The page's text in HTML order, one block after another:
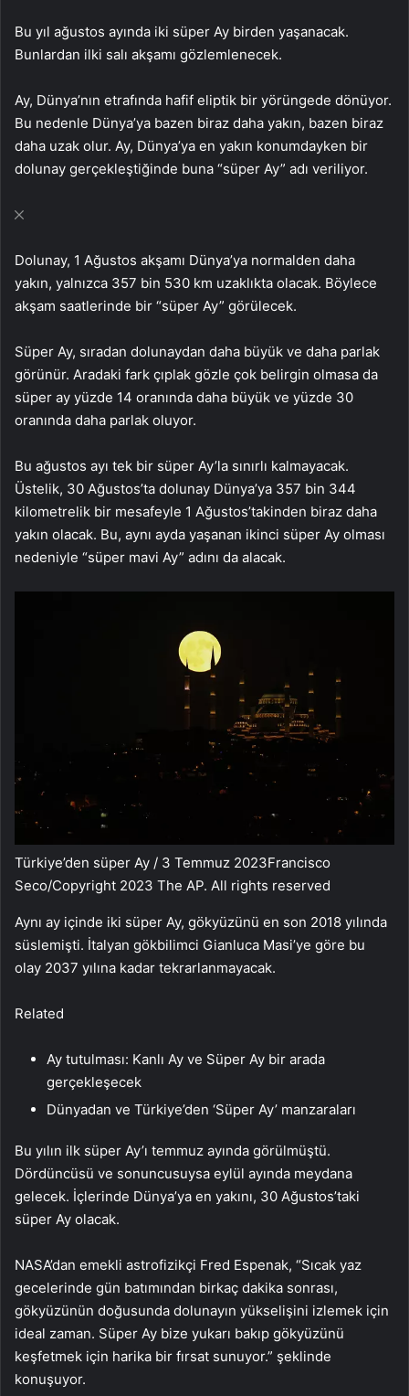
Bu yıl ağustos ayında iki süper Ay birden yaşanacak.
Bunlardan ilki salı akşamı gözlemlenecek.
Ay, Dünya’nın etrafında hafif eliptik bir yörüngede dönüyor.
Bu nedenle Dünya’ya bazen biraz daha yakın, bazen biraz
daha uzak olur. Ay, Dünya’ya en yakın konumdayken bir
dolunay gerçekleştiğinde buna “süper Ay” adı veriliyor.
Dolunay, 1 Ağustos akşamı Dünya’ya normalden daha
yakın, yalnızca 357 bin 530 km uzaklıkta olacak. Böylece
akşam saatlerinde bir “süper Ay” görülecek.
Süper Ay, sıradan dolunaydan daha büyük ve daha parlak
görünür. Aradaki fark çıplak gözle çok belirgin olmasa da
süper ay yüzde 14 oranında daha büyük ve yüzde 30
oranında daha parlak oluyor.
Bu ağustos ayı tek bir süper Ay’la sınırlı kalmayacak.
Üstelik, 30 Ağustos’ta dolunay Dünya’ya 357 bin 344
kilometrelik bir mesafeyle 1 Ağustos’takinden biraz daha
yakın olacak. Bu, aynı ayda yaşanan ikinci süper Ay olması
nedeniyle “süper mavi Ay” adını da alacak.
Türkiye’den süper Ay / 3 Temmuz 2023Francisco
Seco/Copyright 2023 The AP. All rights reserved
Aynı ay içinde iki süper Ay, gökyüzünü en son 2018 yılında
süslemişti. İtalyan gökbilimci Gianluca Masi’ye göre bu
olay 2037 yılına kadar tekrarlanmayacak.
Related
Ay tutulması: Kanlı Ay ve Süper Ay bir arada
gerçekleşecek
Dünyadan ve Türkiye’den ‘Süper Ay’ manzaraları
Bu yılın ilk süper Ay’ı temmuz ayında görülmüştü.
Dördüncüsü ve sonuncusuysa eylül ayında meydana
gelecek. İçlerinde Dünya’ya en yakını, 30 Ağustos’taki
süper Ay olacak.
NASA’dan emekli astrofizikçi Fred Espenak, “Sıcak yaz
gecelerinde gün batımından birkaç dakika sonrası,
gökyüzünün doğusunda dolunayın yükselişini izlemek için
ideal zaman. Süper Ay bize yukarı bakıp gökyüzünü
keşfetmek için harika bir fırsat sunuyor.” şeklinde
konuşuyor.